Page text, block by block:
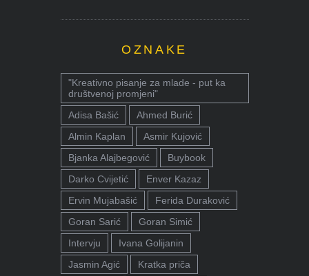
OZNAKE
"Kreativno pisanje za mlade - put ka
društvenoj promjeni"
Adisa Bašić
Ahmed Burić
Almin Kaplan
Asmir Kujović
Bjanka Alajbegović
Buybook
Darko Cvijetić
Enver Kazaz
Ervin Mujabašić
Ferida Duraković
Goran Sarić
Goran Simić
Intervju
Ivana Golijanin
Jasmin Agić
Kratka priča